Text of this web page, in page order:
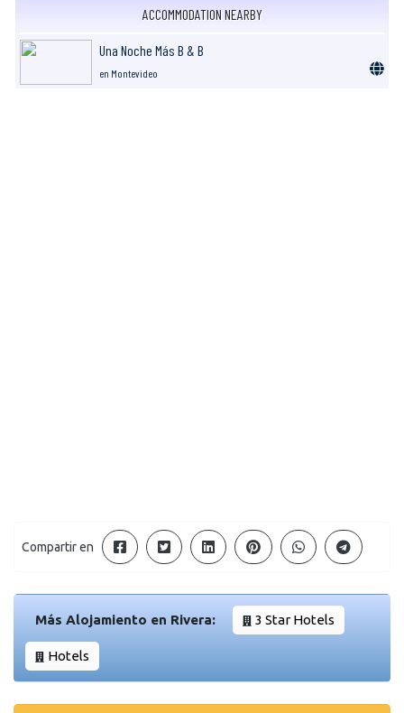
ACCOMMODATION NEARBY
Una Noche Más B & B
en Montevideo
Compartir en
Más Alojamiento en Rivera: 3 Star Hotels
Hotels